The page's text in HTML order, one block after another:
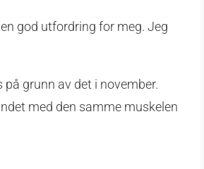
god utfordring for meg. Jeg
grunn av det i november.
med den samme muskelen